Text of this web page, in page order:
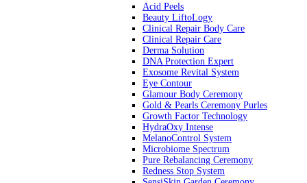
Acid Peels
Beauty LiftoLogy
Clinical Repair Body Care
Clinical Repair Care
Derma Solution
DNA Protection Expert
Exosome Revital System
Eye Contour
Glamour Body Ceremony
Gold & Pearls Ceremony Purles
Growth Factor Technology
HydraOxy Intense
MelanoControl System
Microbiome Spectrum
Pure Rebalancing Ceremony
Redness Stop System